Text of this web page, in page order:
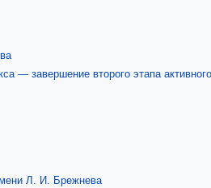
— завершение второго этапа
Л. И. Брежнева